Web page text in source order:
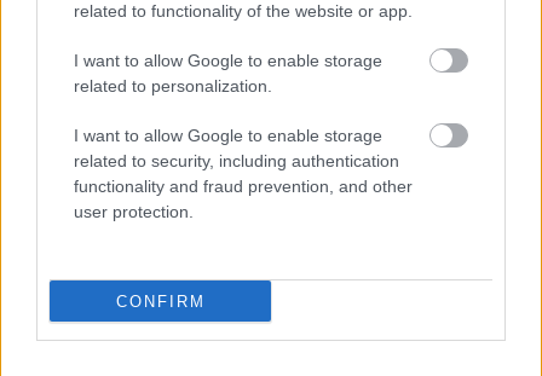
related to functionality of the website or app.
I want to allow Google to enable storage
related to personalization.
I want to allow Google to enable storage
related to security, including authentication
functionality and fraud prevention, and other
user protection.
CONFIRM